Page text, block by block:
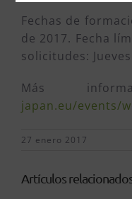
Fechas de
de 2017. Fecha
solicitudes:
Más
japan.eu/events/
27 enero 2017
Artículos